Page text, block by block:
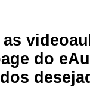
do